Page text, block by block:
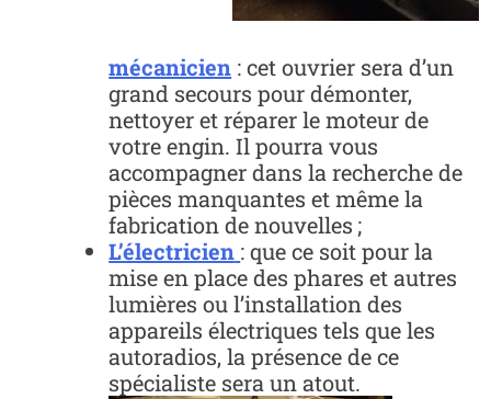
mécanicien : cet ouvrier sera d’un
grand secours pour démonter,
nettoyer et réparer le moteur de
votre engin. Il pourra vous
accompagner dans la recherche de
pièces manquantes et même la
fabrication de nouvelles ;
L’électricien : que ce soit pour la
mise en place des phares et autres
lumières ou l’installation des
appareils électriques tels que les
autoradios, la présence de ce
spécialiste sera un atout.